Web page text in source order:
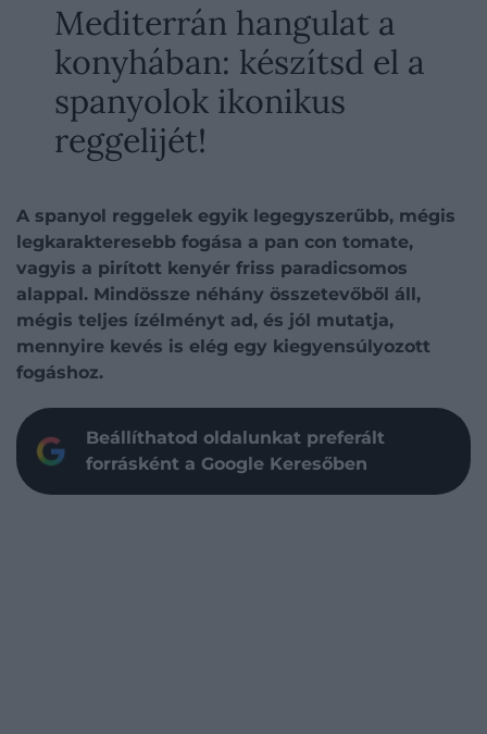
Mediterrán hangulat a
konyhában: készítsd el a
spanyolok ikonikus
reggelijét!
A spanyol reggelek egyik legegyszerűbb, mégis
legkarakteresebb fogása a pan con tomate,
vagyis a pirított kenyér friss paradicsomos
alappal. Mindössze néhány összetevőből áll,
mégis teljes ízélményt ad, és jól mutatja,
mennyire kevés is elég egy kiegyensúlyozott
fogáshoz.
Beállíthatod oldalunkat preferált
forrásként a Google Keresőben